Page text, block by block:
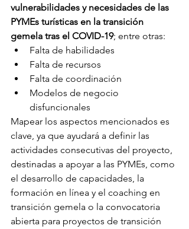
vulnerabilidades y necesidades de las
PYMEs turísticas en la transición
gemela tras el COVID-19; entre otras:
Falta de habilidades
Falta de recursos
Falta de coordinación
Modelos de negocio
disfuncionales
Mapear los aspectos mencionados es
clave, ya que ayudará a definir las
actividades consecutivas del proyecto,
destinadas a apoyar a las PYMEs, como
el desarrollo de capacidades, la
formación en línea y el coaching en
transición gemela o la convocatoria
abierta para proyectos de transición